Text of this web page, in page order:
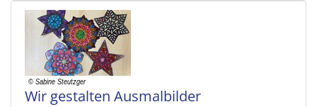
Wir gestalten Ausmalbilder